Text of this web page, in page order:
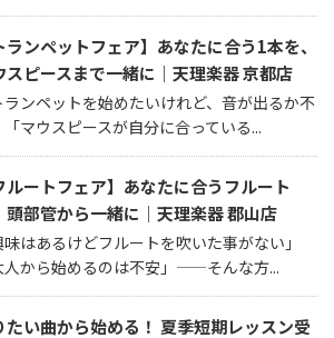
ランペットフェア】あなたに合う1本を、
スピースまで一緒に｜天理楽器 京都店
ランペットを始めたいけれど、音が出るか不
マウスピースが自分に合っている...
ルートフェア】あなたに合うフルート
頭部管から一緒に｜天理楽器 郡山店
味はあるけどフルートを吹いた事がない」
人から始めるのは不安」——そんな方...
たい曲から始める！ 夏季短期レッスン受